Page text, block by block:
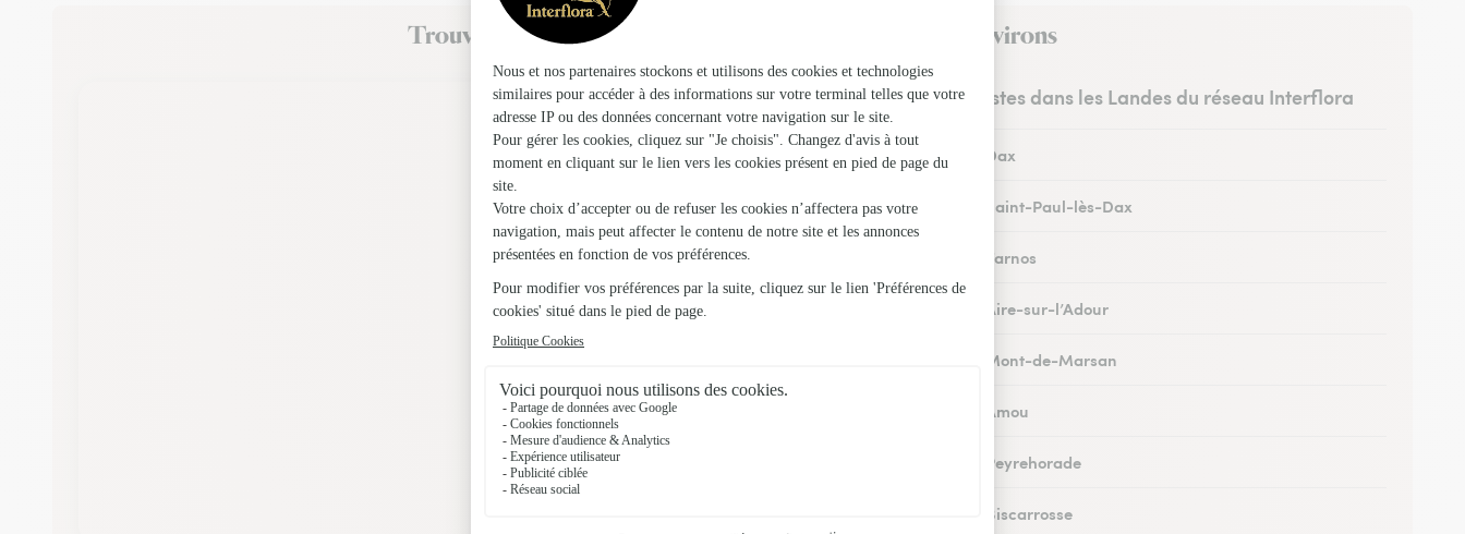
Trouvez un fleuriste Interflora à Saint-Avit et dans ses environs
Les fleuristes dans les Landes du réseau Interflora
Fleuristes à Dax
Fleuristes à Saint-Paul-lès-Dax
Fleuristes à Tarnos
Fleuristes à Aire-sur-l’Adour
Fleuristes à Mont-de-Marsan
Fleuristes à Amou
Fleuristes à Peyrehorade
Fleuristes à Biscarrosse